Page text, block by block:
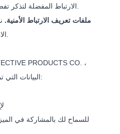
الارتباط المفضلة لتذكر تفضيلاتك والإعدادات المختلفة.
ملفات تعريف الارتباط الأمنية.
الارتباط الأمنية لأغراض أمنية.
LTD. البيانات التي تم جمعها لأغراض مختلفة:
للسماح لك بالمشاركة في